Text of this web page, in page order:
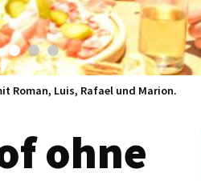
Patrizia und Tami
ohne